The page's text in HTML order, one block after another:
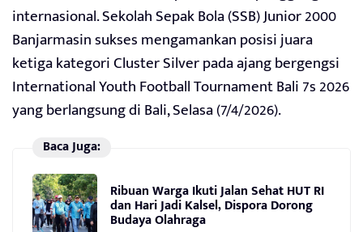
internasional. Sekolah Sepak Bola (SSB) Junior 2000
Banjarmasin sukses mengamankan posisi juara
ketiga kategori Cluster Silver pada ajang bergengsi
International Youth Football Tournament Bali 7s 2026
yang berlangsung di Bali, Selasa (7/4/2026).
Baca Juga:
Ribuan Warga Ikuti Jalan Sehat HUT RI
dan Hari Jadi Kalsel, Dispora Dorong
Budaya Olahraga